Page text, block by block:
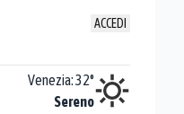
ACCEDI
Venezia:32°
Sereno